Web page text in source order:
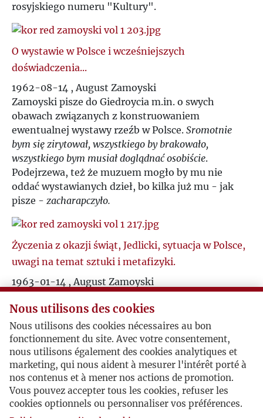
rosyjskiego numeru "Kultury".
O wystawie w Polsce i wcześniejszych
doświadczenia...
1962-08-14 , August Zamoyski
Zamoyski pisze do Giedroycia m.in. o swych
obawach związanych z konstruowaniem
ewentualnej wystawy rzeźb w Polsce. Sromotnie
bym się zirytował, wszystkiego by brakowało,
wszystkiego bym musiał doglądnać osobiście.
Podejrzewa, też że muzuem mogło by mu nie
oddać wystawianych dzieł, bo kilka już mu - jak
pisze - zacharapczyło.
Życzenia z okazji świąt, Jedlicki, sytuacja w Polsce,
uwagi na temat sztuki i metafizyki.
1963-01-14 , August Zamoyski
Jedlickiego, pisze o swych wrażeniach z Polski,
czym jest wedle niego sztuka, nie zgadza się z
opisem ówczesnej Hiszpanii w opublikowanym na
łamach misięcznika tekście Herlinga-
Grudzińskiego, o swym doświdczeniu życia w
klasztorze, informuje też Giedroycia o zakupie
domu.
Nous utilisons des cookies
Nous utilisons des cookies nécessaires au bon
fonctionnement du site. Avec votre consentement,
nous utilisons également des cookies analytiques et
marketing, qui nous aident à mesurer l'intérêt porté à
nos contenus et à mener nos actions de promotion.
Vous pouvez accepter tous les cookies, refuser les
cookies optionnels ou personnaliser vos préférences.